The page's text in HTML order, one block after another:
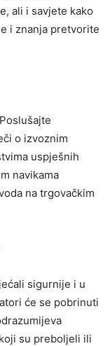
ali i savjete kako
i znanja pretvorite
o izvoznim
uspješnih
navikama
na trgovačkim
sigurnije i u
će se pobrinuti
su preboljeli ili